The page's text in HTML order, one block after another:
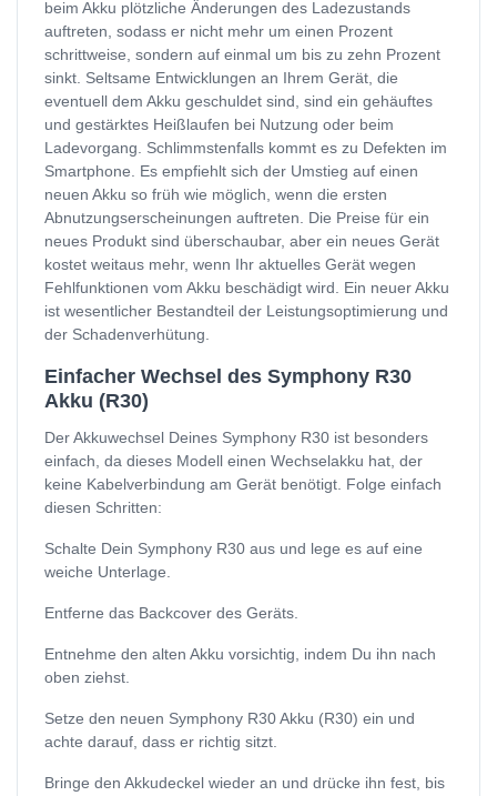
beim Akku plötzliche Änderungen des Ladezustands
auftreten, sodass er nicht mehr um einen Prozent
schrittweise, sondern auf einmal um bis zu zehn Prozent
sinkt. Seltsame Entwicklungen an Ihrem Gerät, die
eventuell dem Akku geschuldet sind, sind ein gehäuftes
und gestärktes Heißlaufen bei Nutzung oder beim
Ladevorgang. Schlimmstenfalls kommt es zu Defekten im
Smartphone. Es empfiehlt sich der Umstieg auf einen
neuen Akku so früh wie möglich, wenn die ersten
Abnutzungserscheinungen auftreten. Die Preise für ein
neues Produkt sind überschaubar, aber ein neues Gerät
kostet weitaus mehr, wenn Ihr aktuelles Gerät wegen
Fehlfunktionen vom Akku beschädigt wird. Ein neuer Akku
ist wesentlicher Bestandteil der Leistungsoptimierung und
der Schadenverhütung.
Einfacher Wechsel des Symphony R30
Akku (R30)
Der Akkuwechsel Deines Symphony R30 ist besonders
einfach, da dieses Modell einen Wechselakku hat, der
keine Kabelverbindung am Gerät benötigt. Folge einfach
diesen Schritten:
Schalte Dein Symphony R30 aus und lege es auf eine
weiche Unterlage.
Entferne das Backcover des Geräts.
Entnehme den alten Akku vorsichtig, indem Du ihn nach
oben ziehst.
Setze den neuen Symphony R30 Akku (R30) ein und
achte darauf, dass er richtig sitzt.
Bringe den Akkudeckel wieder an und drücke ihn fest, bis